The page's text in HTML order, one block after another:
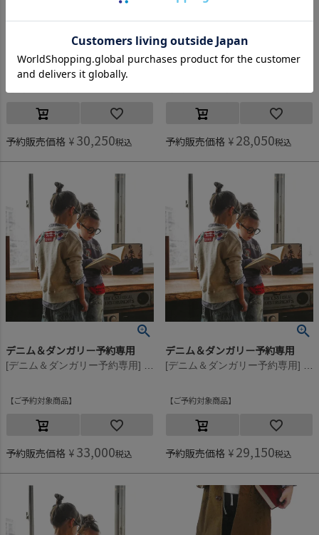
デニム＆ダンガリー予約専用
[デニム＆ダンガリー予約専用] 8ozデニム カスタム PN【9月入荷予定】 4NV紺
予約販売価格 ¥ 30,250税込
デニム＆ダンガリー予約専用
予約販売価格 ¥ 28,050税込
デニム＆ダンガリー予約専用
ご予約対象商品
予約販売価格 ¥ 33,000税込
デニム＆ダンガリー予約専用
ご予約対象商品
予約販売価格 ¥ 29,150税込